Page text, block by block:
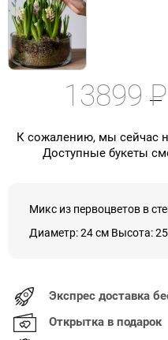
13899Р
К сожалению, мы сейчас
Доступные букеты
Микс из первоцветов в
Диаметр: 24 см Высота:
Экспрес доставка
Открытка в подарок